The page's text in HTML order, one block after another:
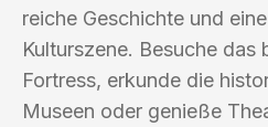
reiche Geschichte und
Kulturszene. Besuche das
Fortress, erkunde die
Museen oder genieße